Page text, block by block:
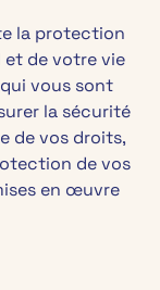
la protection
et de votre vie
vous sont
la sécurité
de vos droits,
de vos
en œuvre